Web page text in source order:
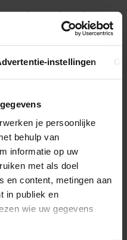
instellingen
je persoonlijke
behulp van
informatie op uw
met als doel
en content, metingen aan
in publiek en
wie uw gegevens
bericht van de BN’er.
belde Bart.